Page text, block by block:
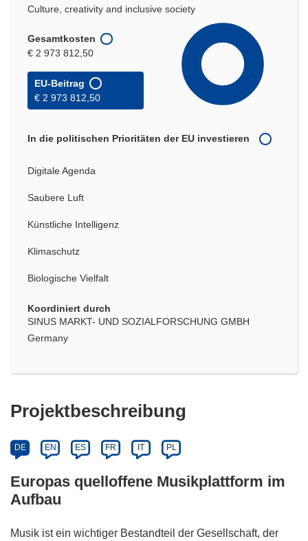
Culture, creativity and inclusive society
Gesamtkosten
€ 2 973 812,50
EU-Beitrag
€ 2 973 812,50
In die politischen Prioritäten der EU investieren
Digitale Agenda
Saubere Luft
Künstliche Intelligenz
Klimaschutz
Biologische Vielfalt
Koordiniert durch
SINUS MARKT- UND SOZIALFORSCHUNG GMBH
Germany
Projektbeschreibung
DE EN ES FR IT PL
Europas quelloffene Musikplattform im
Aufbau
Musik ist ein wichtiger Bestandteil der Gesellschaft, der